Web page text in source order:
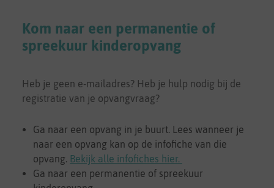
Kom naar een permanentie of
spreekuur kinderopvang
Heb je geen e-mailadres? Heb je hulp nodig bij de
registratie van je opvangvraag?
Ga naar een opvang in je buurt. Lees wanneer je
naar een opvang kan op de infofiche van die
opvang. Bekijk alle infofiches hier.
Ga naar een permanentie of spreekuur